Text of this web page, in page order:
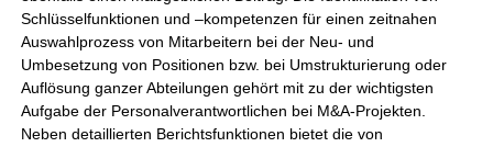
Schlüsselfunktionen und –kompetenzen für einen zeitnahen
Auswahlprozess von Mitarbeitern bei der Neu- und
Umbesetzung von Positionen bzw. bei Umstrukturierung oder
Auflösung ganzer Abteilungen gehört mit zu der wichtigsten
Aufgabe der Personalverantwortlichen bei M&A-Projekten.
Neben detaillierten Berichtsfunktionen bietet die von